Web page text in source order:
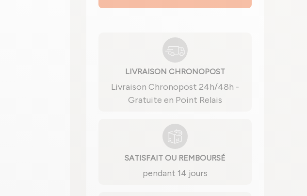
LIVRAISON CHRONOPOST
Livraison Chronopost 24h/48h -
Gratuite en Point Relais
SATISFAIT OU REMBOURSÉ
pendant 14 jours